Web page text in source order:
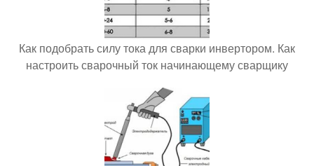
Как подобрать силу тока для сварки инвертором. Как
настроить сварочный ток начинающему сварщику